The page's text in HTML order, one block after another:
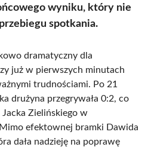
wyniku, który nie
spotkania.
dramatyczny dla
już w pierwszych minutach
trudnościami. Po 21
drużyna przegrywała 0:2, co
Zielińskiego w
efektownej bramki Dawida
dała nadzieję na poprawę